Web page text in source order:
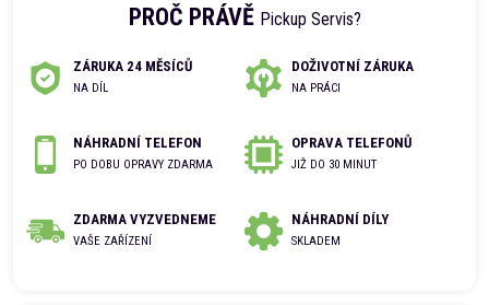
PROČ PRÁVĚ Pickup Servis?
ZÁRUKA 24 MĚSÍCŮ
NA DÍL
DOŽIVOTNÍ ZÁRUKA
NA PRÁCI
NÁHRADNÍ TELEFON
PO DOBU OPRAVY ZDARMA
OPRAVA TELEFONŮ
JIŽ DO 30 MINUT
ZDARMA VYZVEDNEME
VAŠE ZAŘÍZENÍ
NÁHRADNÍ DÍLY
SKLADEM